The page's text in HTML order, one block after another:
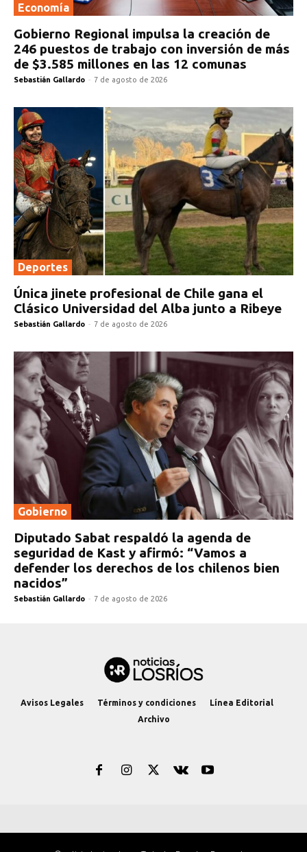
Economía
Gobierno Regional impulsa la creación de
246 puestos de trabajo con inversión de más
de $3.585 millones en las 12 comunas
Sebastián Gallardo - 7 de agosto de 2026
Deportes
Única jinete profesional de Chile gana el
Clásico Universidad del Alba junto a Ribeye
Sebastián Gallardo - 7 de agosto de 2026
Gobierno
Diputado Sabat respaldó la agenda de
seguridad de Kast y afirmó: “Vamos a
defender los derechos de los chilenos bien
nacidos”
Sebastián Gallardo - 7 de agosto de 2026
Avisos Legales Términos y condiciones
Línea Editorial
Archivo